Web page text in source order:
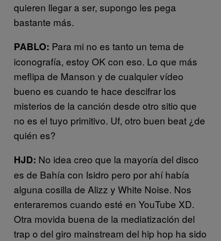
quieren llegar a ser, supongo les pega
bastante más.
PABLO: Para mi no es tanto un tema de
iconografía, estoy OK con eso. Lo que más
meflipa de Manson y de cualquier vídeo
bueno es cuando te hace descifrar los
misterios de la canción desde otro sitio que
no es el tuyo primitivo. Uf, otro buen beat ¿de
quién es?
HJD: No idea creo que la mayoría del disco
es de Bahía con Isidro pero por ahí había
alguna cosilla de Alizz y White Noise. Nos
enteraremos cuando esté en YouTube XD.
Otra movida buena de la mediatización del
trap o del giro mainstream del hip hop ha sido